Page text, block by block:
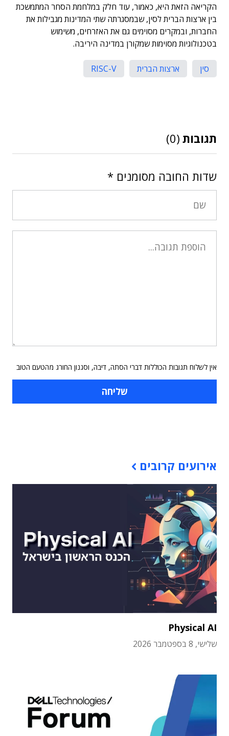
הקריאה הזאת היא, כאמור, עוד חלק במלחמת הסחר המתמשכת
בין ארצות הברית לסין, שבמסגרתה שתי המדינות מגבילות את
החברות, ובמקרים מסוימים גם את האזרחים, משימוש
בטכנולוגיות מסוימות שמקורן במדינה היריבה.
סין ארצות הברית RISC-V
תגובות (0)
שדות החובה מסומנים *
אין לשלוח תגובות הכוללות דברי הסתה, דיבה, וסגנון החורג מהטעם הטוב
אירועים קרובים
Physical AI
שלישי, 8 בספטמבר 2026